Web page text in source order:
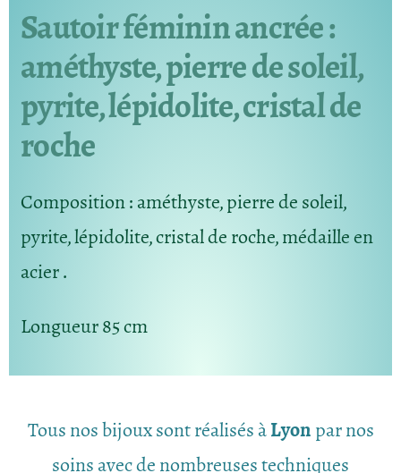
Sautoir féminin ancrée :
améthyste, pierre de soleil,
pyrite, lépidolite, cristal de
roche
Composition: améthyste, pierre de soleil,
pyrite, lépidolite, cristal de roche, médaille en
acier .
Longueur85 cm
Tous nos bijoux sont réalisés àLyonpar nos
soins avec de nombreuses techniques